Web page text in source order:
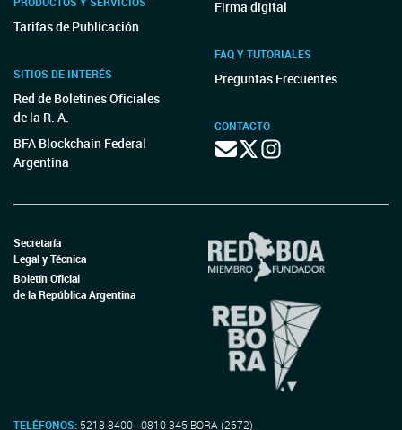
Tarifas de Publicación
SITIOS DE INTERÉS
Red de Boletines Oficiales
de la R. A.
BFA Blockchain Federal
Argentina
Firma digital
FAQ Y TUTORIALES
Preguntas Frecuentes
CONTACTO
Secretaría
Legal y Técnica
Boletín Oficial
de la República Argentina
TELÉFONOS: 5218-8400 - 0810-345-BORA (2672)